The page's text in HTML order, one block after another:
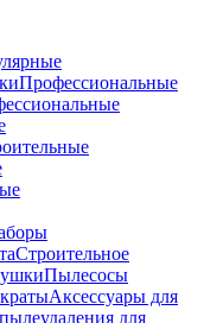
Профессиональные
Строительное
Пылесосы
Аксессуары для
для